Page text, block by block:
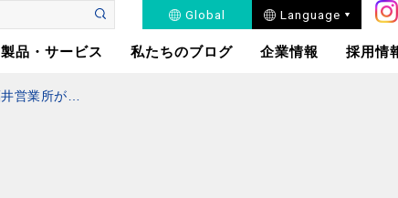
Global Language
製品・サービス 私たちのブログ 企業情報 採用情
安⼼な電源設備をあなたの
安⼼な電源設備をあなたの
安⼼な電源設備をあなたの
安⼼な電源設備をあなたの
安⼼な電源設備をあなたの
安⼼な電源設備をあなたの
安⼼な電源設備をあなたの
安⼼な電源設備をあなたの
安⼼な電源設備をあなたの
安⼼な電源設備をあなたの
安⼼な電源設備をあなたの
安⼼な電源設備をあなたの
安⼼な電源設備をあなたの